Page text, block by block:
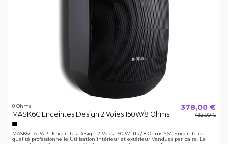
8 Ohms
MASK6C Enceintes Design 2 Voies 150W/8 Ohms
NoirBlanc
378,00 €
432,00 €
MASK6C APART Enceintes Design 2 Voies 150 Watts / 8 Ohms 6,5" Enceinte de
qualité professionnelle Utilisation intérieur et extérieur Vendues par paire. Le